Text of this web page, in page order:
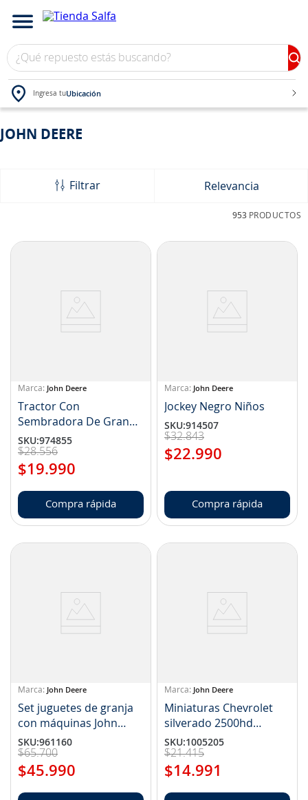
¿Qué repuesto estás buscando?
Ingresa tuUbicación
JOHN DEERE
Filtrar Relevancia
953 PRODUCTOS
John Deere
Tractor Con
Sembradora De Granos
(NP TBE45433)
SKU:974855
$28.556
$19.990
Compra rápida
John Deere
Jockey Negro Niños
SKU:914507
$32.843
$22.990
Compra rápida
John Deere
Set juguetes de granja
con máquinas John
Deere (NP LP64813)
SKU:961160
$65.700
$45.990
John Deere
Miniaturas Chevrolet
silverado 2500hd
Surtido (NP LP81117)
SKU:1005205
$21.415
$14.991
TÉRMINOS MÁS BUSCADOS
5.
chevrolet
john deere